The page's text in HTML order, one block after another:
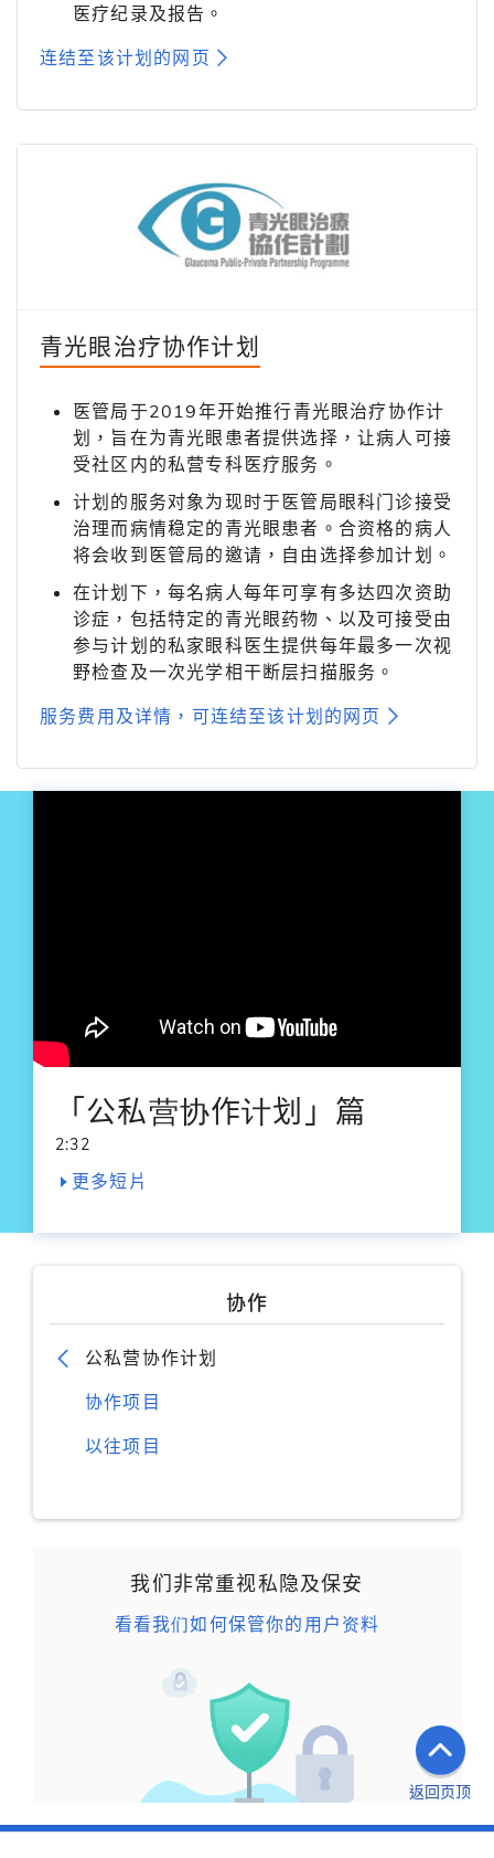
医疗纪录及报告。
连结至该计划的网页
青光眼治疗协作计划
医管局于2019年开始推行青光眼治疗协作计
划，旨在为青光眼患者提供选择，让病人可接
受社区内的私营专科医疗服务。
计划的服务对象为现时于医管局眼科门诊接受
治理而病情稳定的青光眼患者。合资格的病人
将会收到医管局的邀请，自由选择参加计划。
在计划下，每名病人每年可享有多达四次资助
诊症，包括特定的青光眼药物、以及可接受由
参与计划的私家眼科医生提供每年最多一次视
野检查及一次光学相干断层扫描服务。
服务费用及详情，可连结至该计划的网页
「公私营协作计划」篇
2:32
更多短片
协作
公私营协作计划
协作项目
以往项目
我们非常重视私隐及保安
看看我们如何保管你的用户资料
返回页顶